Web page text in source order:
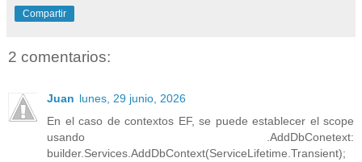
Compartir
2 comentarios:
Juan lunes, 29 junio, 2026
En el caso de contextos EF, se puede establecer el scope
usando .AddDbConetext:
builder.Services.AddDbContext(ServiceLifetime.Transient);